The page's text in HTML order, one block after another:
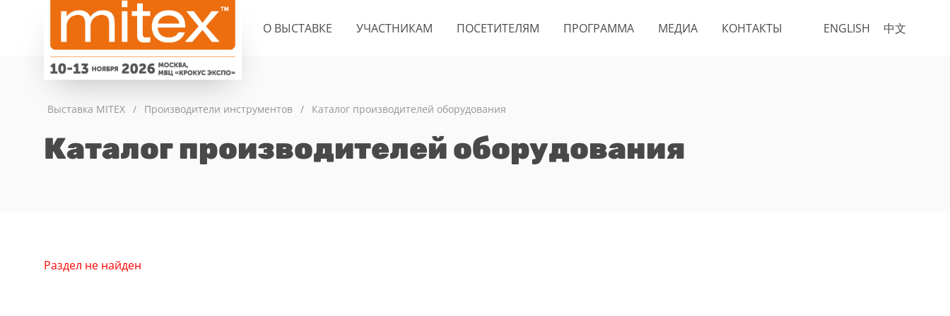
ENGLISH 中文
О ВЫСТАВКЕ УЧАСТНИКАМ ПОСЕТИТЕЛЯМ ПРОГРАММА МЕДИА КОНТАКТЫ
Выставка MITEX / Производители инструментов / Каталог производителей оборудования
Каталог производителей оборудования
Раздел не найден